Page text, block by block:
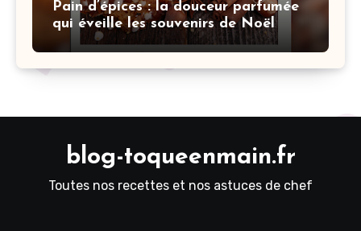
Pain d’épices : la douceur parfumée
qui éveille les souvenirs de Noël
blog-toqueenmain.fr
Toutes nos recettes et nos astuces de chef